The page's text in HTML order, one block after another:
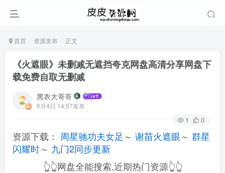
首页 资源发布 正文
《火遮眼》未删减无遮挡夸克网盘高清分享网盘下
载免费自取无删减
黑衣大哥哥
6月4日 14:57发布
1 0
资源下载： 周星驰功夫女足 ～ 谢苗火遮眼～ 群星
闪耀时～ 九门2同步更新
👆👆网盘全能搜索,近期热门资源👆👆